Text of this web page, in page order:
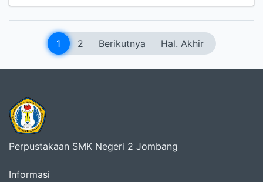
1 2 Berikutnya Hal. Akhir
Perpustakaan SMK Negeri 2 Jombang
Informasi